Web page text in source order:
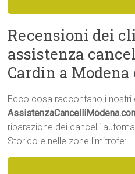
Recensioni dei
assistenza
Cardin a
Ecco cosa raccontano i nostri
riparazione dei cancelli
Storico e nelle zone limitrofe: